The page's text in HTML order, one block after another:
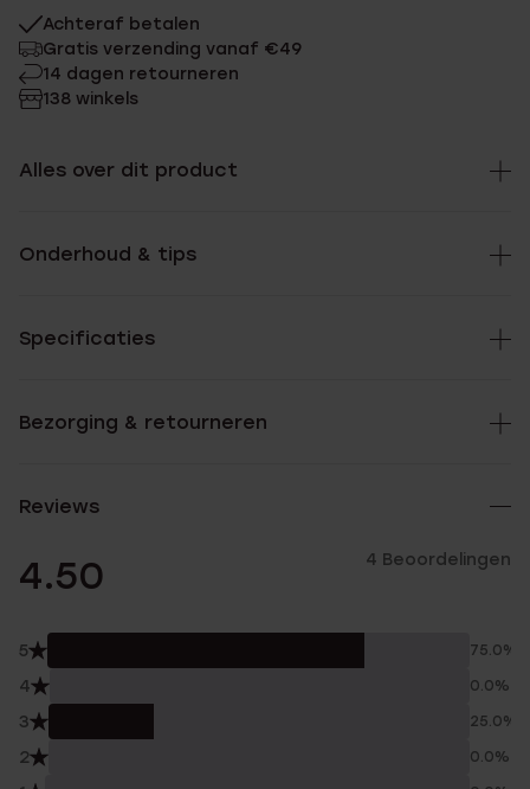
Achteraf betalen
Gratis verzending vanaf €49
14 dagen retourneren
138 winkels
Alles over dit product
Onderhoud & tips
Specificaties
Bezorging & retourneren
Reviews
4.50 4 Beoordelingen
5 75.0%
4 0.0%
3 25.0%
2 0.0%